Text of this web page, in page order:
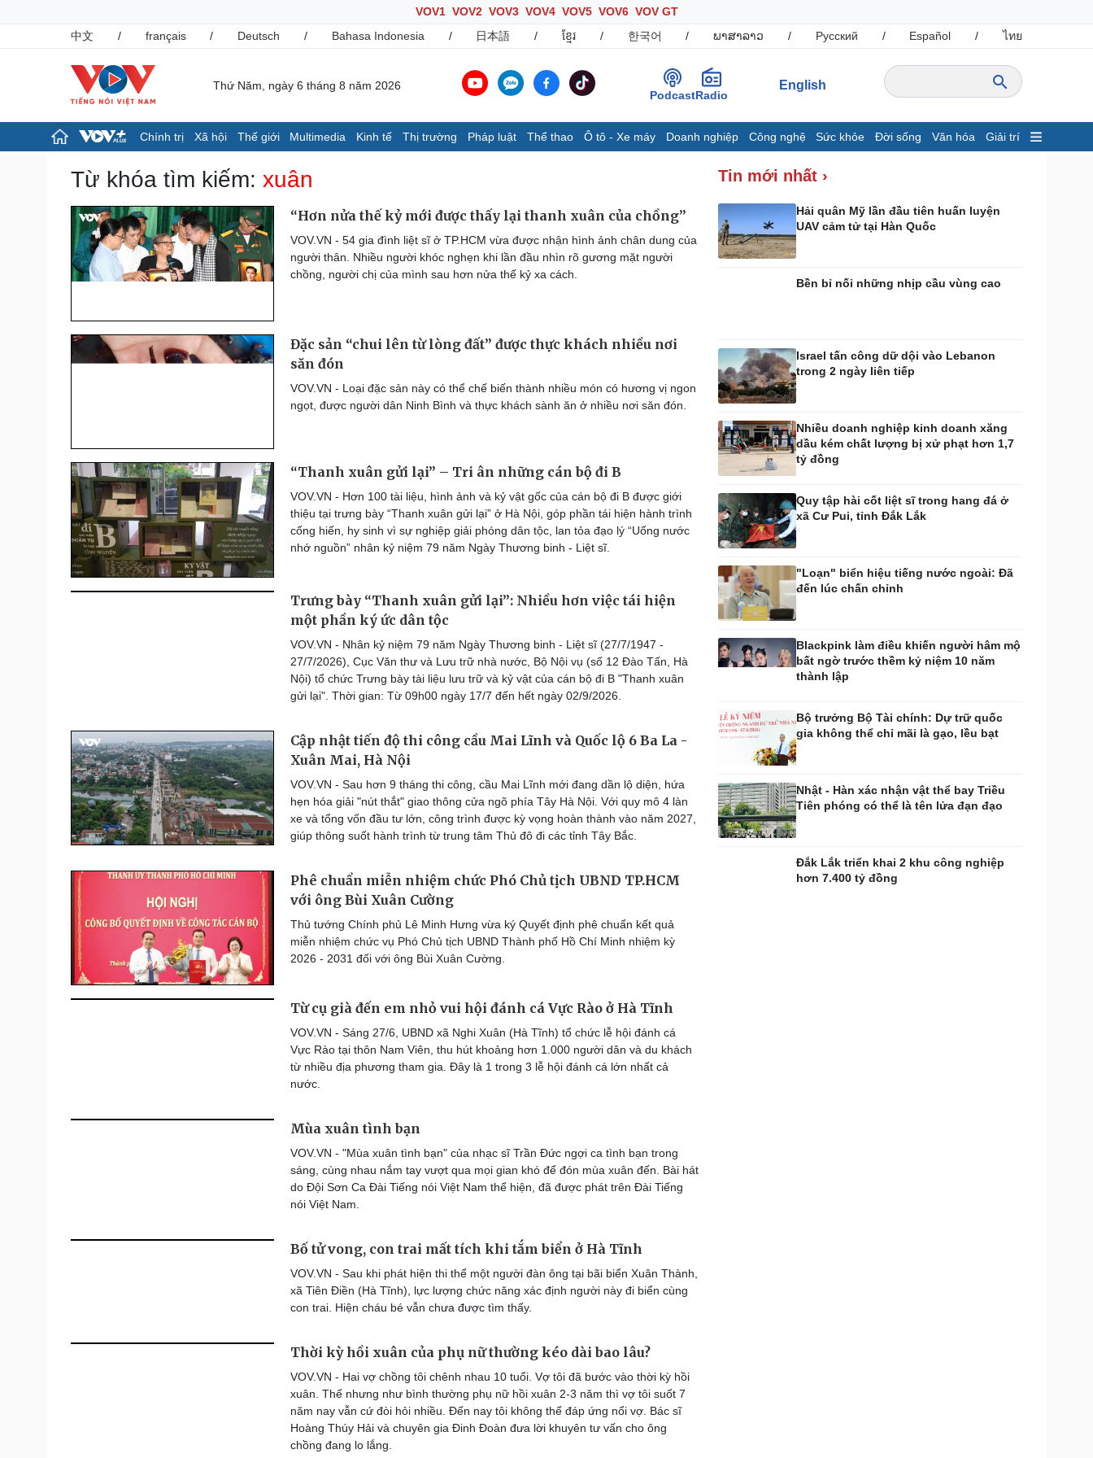
VOV1 VOV2 VOV3 VOV4 VOV5 VOV6 VOV GT
中文
/ français / Deutsch / Bahasa Indonesia / 日本語 / ខ្មែរ / 한국어 / ພາສາລາວ / Русский / Español / ไทย
Thứ Năm, ngày 6 tháng 8 năm 2026
PodcastRadio
English
Chính trị Xã hội Thế giới Multimedia Kinh tế Thị trường Pháp luật Thể thao Ô tô - Xe máy Doanh nghiệp Công nghệ Sức khỏe Đời sống Văn hóa Giải trí
Chính trị
Tổ chức nhân sự
Quốc hội
Nhận diện sự thật
Giáo dục
Dự báo thời tiết
Dấu ấn VOV
Việc làm
Biển đảo
Cuộc sống đó đây
Video
Infographic
Kinh tế
Khởi nghiệp
Tiêu dùng
Tỷ giá
Tin nóng
Tư vấn luật
Bóng đá quốc tế
Bóng đá Việt Nam
Lịch thi đấu bóng đá
Xe máy
Doanh nghiệp 24h
Trải nghiệm
Chuyển đổi số
Sản phụ khoa
Nhi khoa
Phòng mạch online
Ăn sạch sống khỏe
Đời sống
Nhà đẹp
Tình yêu - Gia đình
Blog
Văn hóa
Sân khấu - Điện ảnh
Văn học
Âm nhạc
Di sản
Giải trí
Nghệ sĩ
Thời trang
Sao Việt
Du lịch
Tư vấn
Săn Tour
check-in
Quân sự - Quốc phòng
Vũ khí
Việt Nam
Phân tích
Từ khóa tìm kiếm: xuân
“Hơn nửa thế kỷ mới được thấy lại thanh xuân của chồng”
VOV.VN - 54 gia đình liệt sĩ ở TP.HCM vừa được nhận hình ảnh chân dung của
người thân. Nhiều người khóc nghẹn khi lần đầu nhìn rõ gương mặt người
chồng, người chị của mình sau hơn nửa thế kỷ xa cách.
Đặc sản “chui lên từ lòng đất” được thực khách nhiều nơi
săn đón
VOV.VN - Loại đặc sản này có thể chế biến thành nhiều món có hương vị ngon
ngọt, được người dân Ninh Bình và thực khách sành ăn ở nhiều nơi săn đón.
“Thanh xuân gửi lại” – Tri ân những cán bộ đi B
VOV.VN - Hơn 100 tài liệu, hình ảnh và kỷ vật gốc của cán bộ đi B được giới
thiệu tại trưng bày “Thanh xuân gửi lại” ở Hà Nội, góp phần tái hiện hành trình
cống hiến, hy sinh vì sự nghiệp giải phóng dân tộc, lan tỏa đạo lý “Uống nước
nhớ nguồn” nhân kỷ niệm 79 năm Ngày Thương binh - Liệt sĩ.
Trưng bày “Thanh xuân gửi lại”: Nhiều hơn việc tái hiện
một phần ký ức dân tộc
VOV.VN - Nhân kỷ niệm 79 năm Ngày Thương binh - Liệt sĩ (27/7/1947 -
27/7/2026), Cục Văn thư và Lưu trữ nhà nước, Bộ Nội vụ (số 12 Đào Tấn, Hà
Nội) tổ chức Trưng bày tài liệu lưu trữ và kỷ vật của cán bộ đi B "Thanh xuân
gửi lại". Thời gian: Từ 09h00 ngày 17/7 đến hết ngày 02/9/2026.
Cập nhật tiến độ thi công cầu Mai Lĩnh và Quốc lộ 6 Ba La -
Xuân Mai, Hà Nội
VOV.VN - Sau hơn 9 tháng thi công, cầu Mai Lĩnh mới đang dần lộ diện, hứa
hẹn hóa giải "nút thắt" giao thông cửa ngõ phía Tây Hà Nội. Với quy mô 4 làn
xe và tổng vốn đầu tư lớn, công trình được kỳ vọng hoàn thành vào năm 2027,
giúp thông suốt hành trình từ trung tâm Thủ đô đi các tỉnh Tây Bắc.
Phê chuẩn miễn nhiệm chức Phó Chủ tịch UBND TP.HCM
với ông Bùi Xuân Cường
Thủ tướng Chính phủ Lê Minh Hưng vừa ký Quyết định phê chuẩn kết quả
miễn nhiệm chức vụ Phó Chủ tịch UBND Thành phố Hồ Chí Minh nhiệm kỳ
2026 - 2031 đối với ông Bùi Xuân Cường.
Từ cụ già đến em nhỏ vui hội đánh cá Vực Rào ở Hà Tĩnh
VOV.VN - Sáng 27/6, UBND xã Nghi Xuân (Hà Tĩnh) tổ chức lễ hội đánh cá
Vực Rào tại thôn Nam Viên, thu hút khoảng hơn 1.000 người dân và du khách
từ nhiều địa phương tham gia. Đây là 1 trong 3 lễ hội đánh cá lớn nhất cả
nước.
Mùa xuân tình bạn
VOV.VN - "Mùa xuân tình bạn" của nhạc sĩ Trần Đức ngợi ca tình bạn trong
sáng, cùng nhau nắm tay vượt qua mọi gian khó để đón mùa xuân đến. Bài hát
do Đội Sơn Ca Đài Tiếng nói Việt Nam thể hiện, đã được phát trên Đài Tiếng
nói Việt Nam.
Bố tử vong, con trai mất tích khi tắm biển ở Hà Tĩnh
VOV.VN - Sau khi phát hiện thi thể một người đàn ông tại bãi biển Xuân Thành,
xã Tiên Điền (Hà Tĩnh), lực lượng chức năng xác định người này đi biển cùng
con trai. Hiện cháu bé vẫn chưa được tìm thấy.
Thời kỳ hồi xuân của phụ nữ thường kéo dài bao lâu?
VOV.VN - Hai vợ chồng tôi chênh nhau 10 tuổi. Vợ tôi đã bước vào thời kỳ hồi
xuân. Thế nhưng như bình thường phụ nữ hồi xuân 2-3 năm thì vợ tôi suốt 7
năm nay vẫn cứ đòi hỏi nhiều. Đến nay tôi không thể đáp ứng nổi vợ. Bác sĩ
Hoàng Thúy Hải và chuyên gia Đinh Đoàn đưa lời khuyên tư vấn cho ông
chồng đang lo lắng.
Tin mới nhất ›
Hải quân Mỹ lần đầu tiên huấn luyện
UAV cảm tử tại Hàn Quốc
Bền bỉ nối những nhịp cầu vùng cao
Israel tấn công dữ dội vào Lebanon
trong 2 ngày liên tiếp
Nhiều doanh nghiệp kinh doanh xăng
dầu kém chất lượng bị xử phạt hơn 1,7
tỷ đồng
Quy tập hài cốt liệt sĩ trong hang đá ở
xã Cư Pui, tỉnh Đắk Lắk
"Loạn" biển hiệu tiếng nước ngoài: Đã
đến lúc chấn chỉnh
Blackpink làm điều khiến người hâm mộ
bất ngờ trước thềm kỷ niệm 10 năm
thành lập
Bộ trưởng Bộ Tài chính: Dự trữ quốc
gia không thể chỉ mãi là gạo, lều bạt
Nhật - Hàn xác nhận vật thể bay Triều
Tiên phóng có thể là tên lửa đạn đạo
Đắk Lắk triển khai 2 khu công nghiệp
hơn 7.400 tỷ đồng